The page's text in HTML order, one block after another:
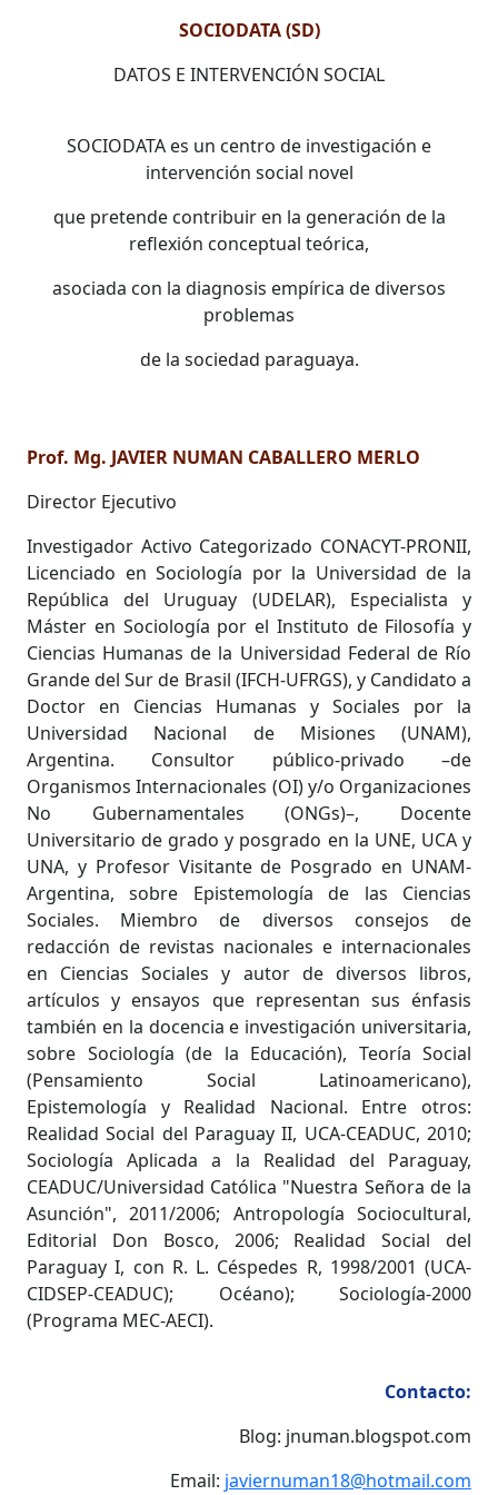
SOCIODATA (SD)
DATOS E INTERVENCIÓN SOCIAL
SOCIODATA es un centro de investigación e
intervención social novel
que pretende contribuir en la generación de la
reflexión conceptual teórica,
asociada con la diagnosis empírica de diversos
problemas
de la sociedad paraguaya.
Prof. Mg. JAVIER NUMAN CABALLERO MERLO
Director Ejecutivo
Investigador Activo Categorizado CONACYT-PRONII,
Licenciado en Sociología por la Universidad de la
República del Uruguay (UDELAR), Especialista y
Máster en Sociología por el Instituto de Filosofía y
Ciencias Humanas de la Universidad Federal de Río
Grande del Sur de Brasil (IFCH-UFRGS), y Candidato a
Doctor en Ciencias Humanas y Sociales por la
Universidad Nacional de Misiones (UNAM),
Argentina. Consultor público-privado –de
Organismos Internacionales (OI) y/o Organizaciones
No Gubernamentales (ONGs)–, Docente
Universitario de grado y posgrado en la UNE, UCA y
UNA, y Profesor Visitante de Posgrado en UNAM-
Argentina, sobre Epistemología de las Ciencias
Sociales. Miembro de diversos consejos de
redacción de revistas nacionales e internacionales
en Ciencias Sociales y autor de diversos libros,
artículos y ensayos que representan sus énfasis
también en la docencia e investigación universitaria,
sobre Sociología (de la Educación), Teoría Social
(Pensamiento Social Latinoamericano),
Epistemología y Realidad Nacional. Entre otros:
Realidad Social del Paraguay II, UCA-CEADUC, 2010;
Sociología Aplicada a la Realidad del Paraguay,
CEADUC/Universidad Católica "Nuestra Señora de la
Asunción", 2011/2006; Antropología Sociocultural,
Editorial Don Bosco, 2006; Realidad Social del
Paraguay I, con R. L. Céspedes R, 1998/2001 (UCA-
CIDSEP-CEADUC); Océano); Sociología-2000
(Programa MEC-AECI).
Contacto:
Blog: jnuman.blogspot.com
Email: javiernuman18@hotmail.com